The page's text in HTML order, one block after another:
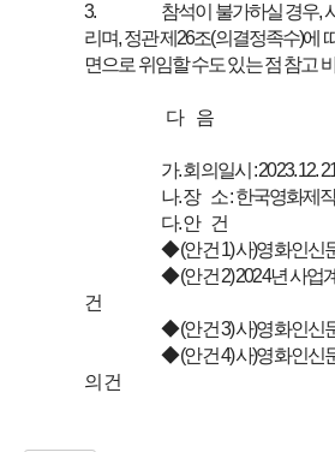
3.
참석이 불가하실 경우,
리며, 정관 제26조(의결정족수)에
면으로 위임할 수도 있는 점 참고
다 음
가. 회의일시 : 2023. 12.
나. 장 소 : 한국영화제
다. 안 건
◆ (안건 1) 사)영화인신문고
◆ (안건 2) 2024년 사업
건
◆ (안건 3) 사)영화인신
◆ (안건 4) 사)영화인신
의 건